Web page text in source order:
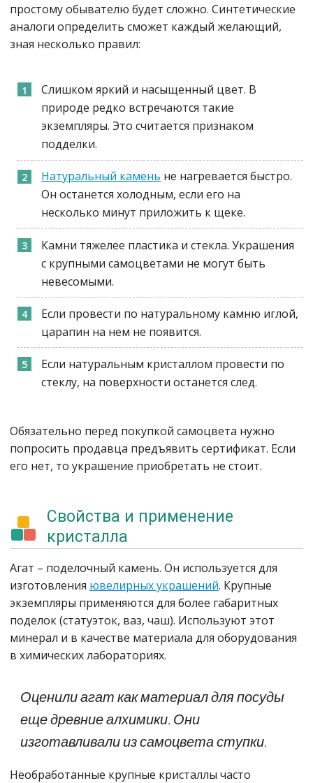
простому обывателю будет сложно. Синтетические
аналоги определить сможет каждый желающий,
зная несколько правил:
Слишком яркий и насыщенный цвет. В
природе редко встречаются такие
экземпляры. Это считается признаком
подделки.
Натуральный камень не нагревается быстро.
Он останется холодным, если его на
несколько минут приложить к щеке.
Камни тяжелее пластика и стекла. Украшения
с крупными самоцветами не могут быть
невесомыми.
Если провести по натуральному камню иглой,
царапин на нем не появится.
Если натуральным кристаллом провести по
стеклу, на поверхности останется след.
Обязательно перед покупкой самоцвета нужно
попросить продавца предъявить сертификат. Если
его нет, то украшение приобретать не стоит.
Свойства и применение
кристалла
Агат – поделочный камень. Он используется для
изготовления ювелирных украшений. Крупные
экземпляры применяются для более габаритных
поделок (статуэток, ваз, чаш). Используют этот
минерал и в качестве материала для оборудования
в химических лабораториях.
Оценили агат как материал для посуды
еще древние алхимики. Они
изготавливали из самоцвета ступки.
Необработанные крупные кристаллы часто